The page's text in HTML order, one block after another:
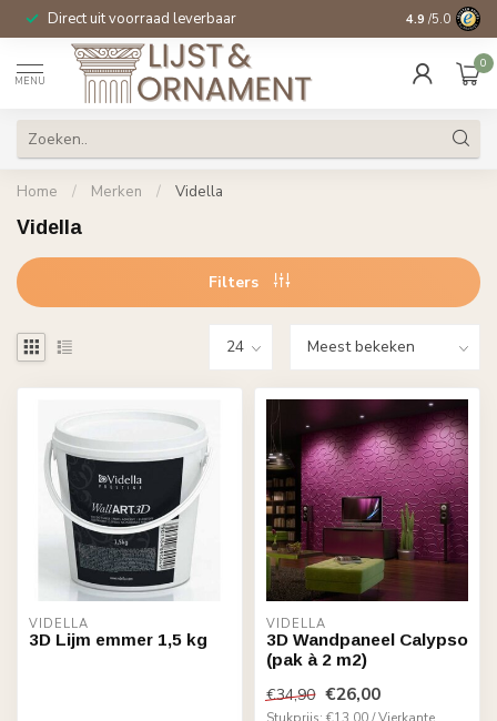
Direct uit voorraad leverbaar 14 dagen
4.9 /5.0
MENU
0
Home / Merken / Vidella
Vidella
Filters
VIDELLA
3D Lijm emmer 1,5 kg
VIDELLA
3D Wandpaneel Calypso
(pak à 2 m2)
€34,90 €26,00